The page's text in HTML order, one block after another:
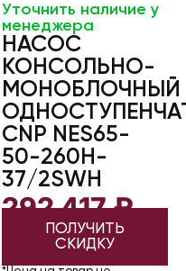
Уточнить наличие у
менеджера
НАСОС
КОНСОЛЬНО-
МОНОБЛОЧНЫЙ
CNP NES65-
50-260H-
37/2SWH
292 417₽
ПОЛУЧИТЬ
СКИДКУ